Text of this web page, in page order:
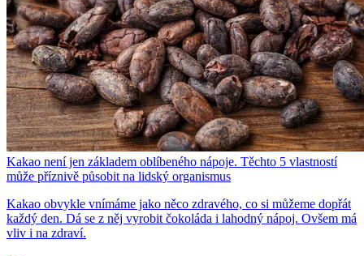
Kakao není jen základem oblíbeného nápoje. Těchto 5 vlastností
může příznivě působit na lidský organismus
Kakao obvykle vnímáme jako něco zdravého, co si můžeme dopřát
každý den. Dá se z něj vyrobit čokoláda i lahodný nápoj. Ovšem má
vliv i na zdraví.